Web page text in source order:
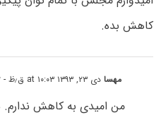
کاهش بده.
مهسادی ۲۳, ۱۳۹۳ at ۱۰:۰۳ ق٫ظ - Reply
من امیدی به کاهش ندارم.